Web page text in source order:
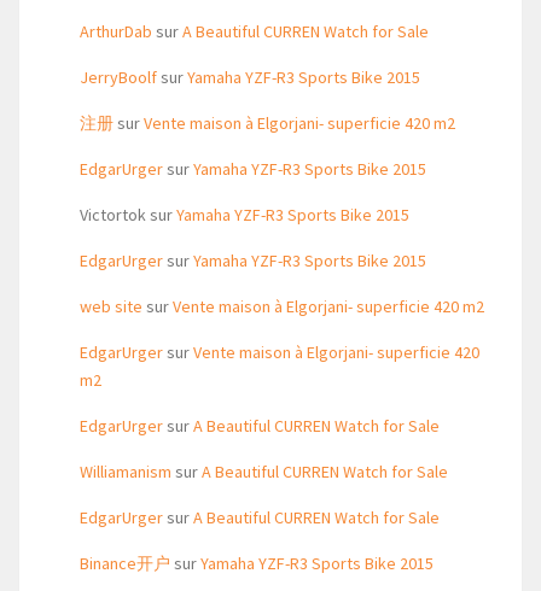
ArthurDab surA Beautiful CURREN Watch for Sale
JerryBoolfsurYamaha YZF-R3 Sports Bike 2015
注册surVente maison à Elgorjani- superficie 420 m2
EdgarUrgersurYamaha YZF-R3 Sports Bike 2015
VictortoksurYamaha YZF-R3 Sports Bike 2015
EdgarUrgersurYamaha YZF-R3 Sports Bike 2015
web site surVente maison à Elgorjani- superficie 420 m2
EdgarUrgersurVente maison à Elgorjani- superficie 420
m2
EdgarUrgersurA Beautiful CURREN Watch for Sale
Williamanism surA Beautiful CURREN Watch for Sale
EdgarUrgersurA Beautiful CURREN Watch for Sale
Binance开户 surYamaha YZF-R3 Sports Bike 2015